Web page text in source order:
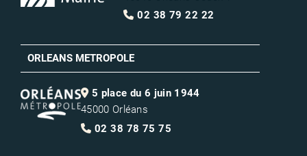
02 38 79 22 22
ORLEANS METROPOLE
5 place du 6 juin 1944
45000 Orléans
02 38 78 75 75